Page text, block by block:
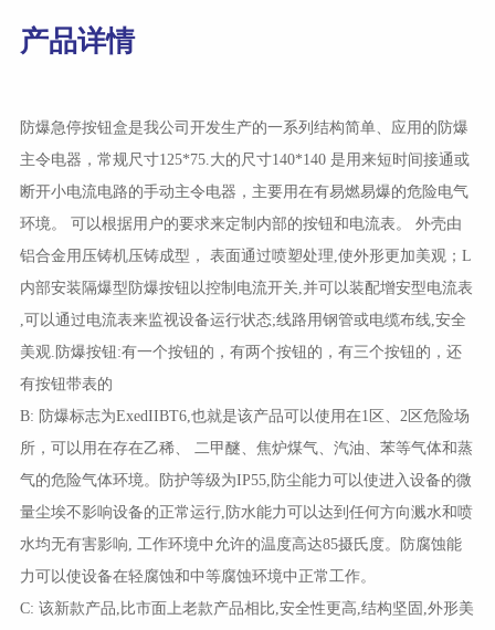
产品详情
防爆急停按钮盒是我公司 开发生产的一系列结构简单、应用的防爆
主令电器，常规尺寸125*75. 大的尺寸140*140 是用来短时间接通或
断开小电流电路的手动主令电器，主要用在有易燃易爆的危险电气
环境。
可以根据用户的要求来定制内部的按钮和电流表。
外壳由
铝合金用压铸机压铸成型，
表面通过喷塑处理 使外形更加美观； L
内部安装隔爆型防爆按钮以控制电流开关 并可以装配增安型电流表
可以通过电流表来监视设备运行状态;线路用钢管或电缆布线, 安全
美观 防爆按钮:有一个按钮的，有两个按钮的，有三个按钮的，还
有按钮带表的
B: 防爆标志为ExedIIBT6, 也就是该产品可以使用在1 区、 2 区危险场
所，可以用在存在乙稀、
二甲醚、焦炉煤气、汽油、苯等气体和蒸
气的危险气体环境。防护等级为IP55, 防尘能力可以使进入设备的微
量尘埃不影响设备的正常运行, 防水能力可以达到任何方向溅水和喷
水均无有害影响
工作环境中允许的温度高达85摄氏度。防腐蚀能
力可以使设备在轻腐蚀和中等腐蚀环境中正常工作。
C: 该新款产品 比市面上老款产品相比 安全性更高 结构坚固 外形美